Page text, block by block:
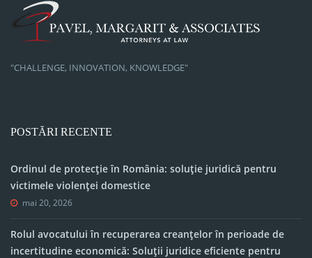
"CHALLENGE, INNOVATION, KNOWLEDGE"
POSTĂRI RECENTE
Ordinul de protecție în România: soluție juridică pentru
victimele violenței domestice
mai 20, 2026
Rolul avocatului în recuperarea creanțelor în perioade de
incertitudine economică: Soluții juridice eficiente pentru